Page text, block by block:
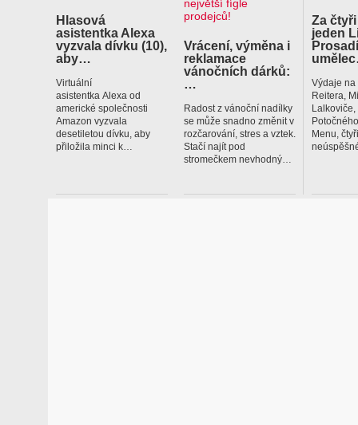
Hlasová
asistentka Alexa
vyzvala dívku (10),
aby…
Virtuální
asistentka Alexa od
americké společnosti
Amazon vyzvala
desetiletou dívku, aby
přiložila minci k…
Vrácení, výměna i
reklamace
vánočních dárků:
Radost z vánoční nadílky
se může snadno změnit v
rozčarování, stres a vztek.
Stačí najít pod
stromečkem nevhodný…
Za
jeden
Výdaje na
Reitera,
Menu,